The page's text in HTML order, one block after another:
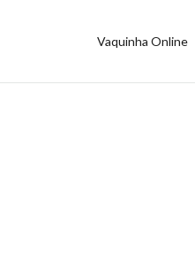
Vaquinha Online